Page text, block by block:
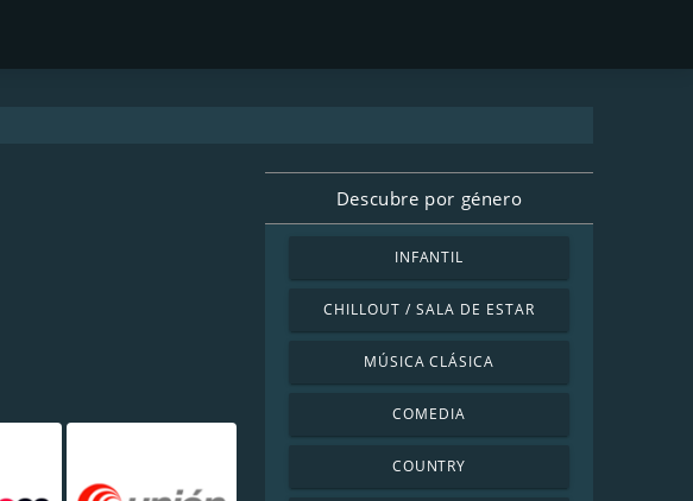
Descubre por género
INFANTIL
CHILLOUT / SALA DE ESTAR
MÚSICA CLÁSICA
COMEDIA
COUNTRY